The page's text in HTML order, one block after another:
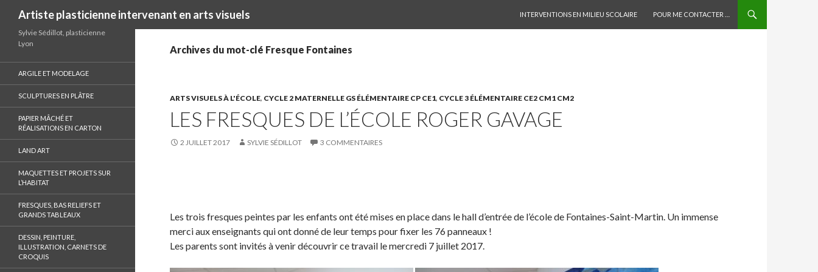
Artiste plasticienne intervenant en arts visuels
INTERVENTIONS EN MILIEU SCOLAIRE
POUR ME CONTACTER …
Archives du mot-clé Fresque Fontaines
ARTS VISUELS À L'ÉCOLE, CYCLE 2 MATERNELLE GS ÉLÉMENTAIRE CP CE1, CYCLE 3 ÉLÉMENTAIRE CE2 CM1 CM2
LES FRESQUES DE L’ÉCOLE ROGER GAVAGE
2 JUILLET 2017 SYLVIE SÉDILLOT 3 COMMENTAIRES
a
r
e
a
r
e
r
t
a
i
Les trois fresques peintes par les enfants ont été mises en place dans le hall d’entrée de l’école de Fontaines-Saint-Martin. Un immense
merci aux enseignants qui ont donné de leur temps pour fixer les 76 panneaux !
Les parents sont invités à venir découvrir ce travail le mercredi 7 juillet 2017.
Sylvie Sédillot, plasticienne
Lyon
ARGILE ET MODELAGE
SCULPTURES EN PLÂTRE
PAPIER MÂCHÉ ET
RÉALISATIONS EN CARTON
LAND ART
MAQUETTES ET PROJETS SUR
L’HABITAT
FRESQUES, BAS RELIEFS ET
GRANDS TABLEAUX
DESSIN, PEINTURE,
ILLUSTRATION, CARNETS DE
CROQUIS